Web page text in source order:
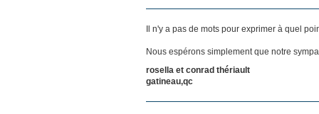
Il n'y a pas de mots pour exprimer à quel
Nous espérons simplement que notre
rosella et conrad thériault
gatineau,qc